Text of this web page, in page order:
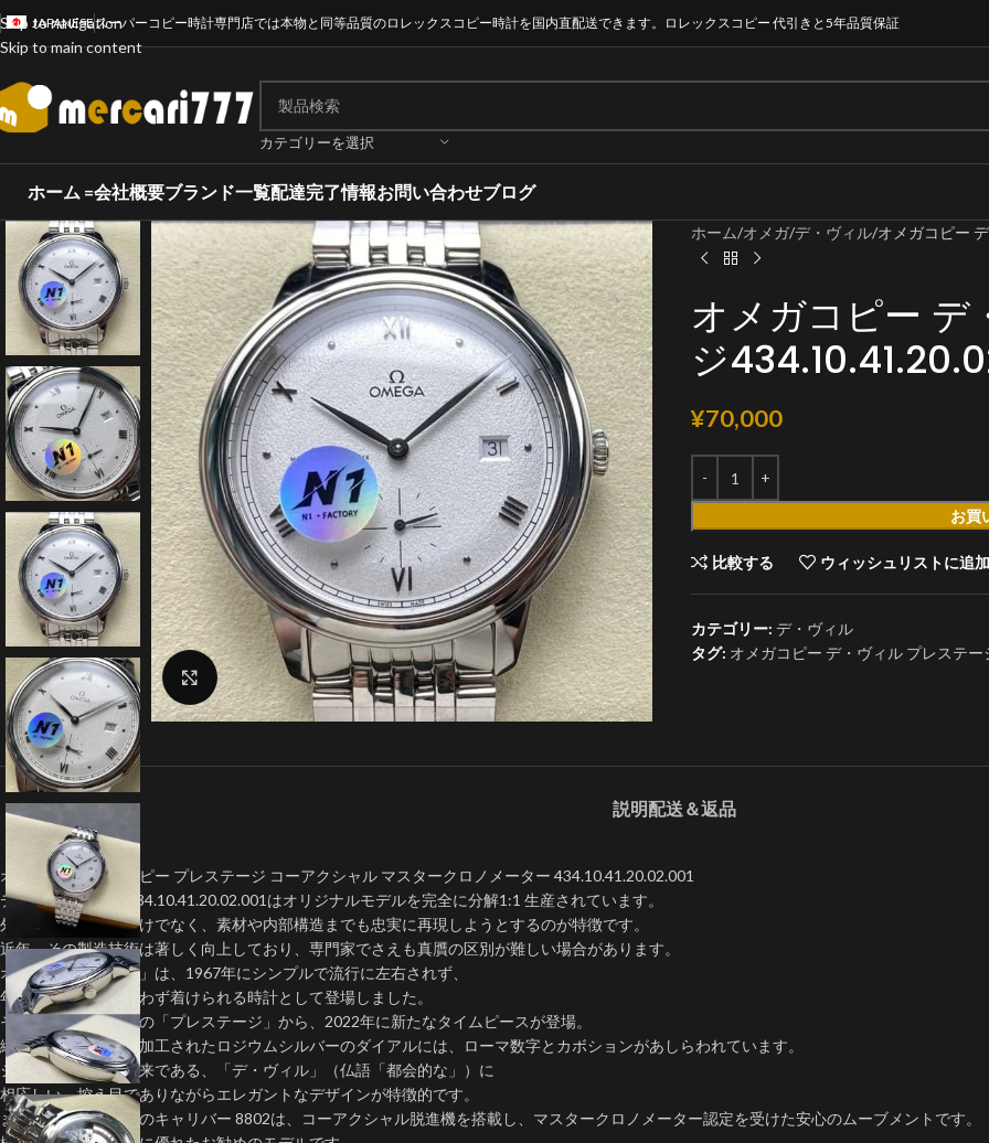
Skip to navigation
Skip to main content
JAPANESEスーパーコピー時計専門店では本物と同等品質のロレックスコピー時計を国内直配送できます。ロレックスコピー 代引きと5年品質保証
カテゴリーを選択
ホーム =会社概要ブランド一覧配達完了情報お問い合わせブログ
クリックで拡大
ホーム オメガ デ・ヴィル オメガコピー
オメガコピー デ
ジ
¥70,000
お買
比較する ウィッシュリストに追
カテゴリー: デ・ヴィル
タグ: オメガコピー デ・ヴィル プレステ
説明配送＆返品
オメガデ・ヴィルコピー プレステージ コーアクシャル マスタークロノメーター 434.10.41.20.02.001
デ・ヴィルコピー 434.10.41.20.02.001はオリジナルモデルを完全に分解1:1 生産されています。
外見上のデザインだけでなく、素材や内部構造までも忠実に再現しようとするのが特徴です。
近年、その製造技術は著しく向上しており、専門家でさえも真贋の区別が難しい場合があります。
オメガ「デ・ヴィル」は、1967年にシンプルで流行に左右されず、
年齢やスタイルを問わず着けられる時計として登場しました。
その「デ・ヴィル」の「プレステージ」から、2022年に新たなタイムピースが登場。
縦方向にブラッシュ加工されたロジウムシルバーのダイアルには、ローマ数字とカボションがあしらわれています。
シリーズの名前の由来である、「デ・ヴィル」（仏語「都会的な」）に
相応しい、控え目でありながらエレガントなデザインが特徴的です。
また、ムーブメントのキャリバー 8802は、コーアクシャル脱進機を搭載し、マスタークロノメーター認定を受けた安心のムーブメントです。